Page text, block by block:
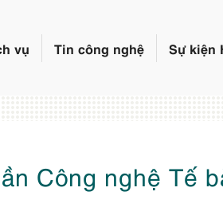
vụ Tin công nghệ Sự kiện
Công nghệ Tế